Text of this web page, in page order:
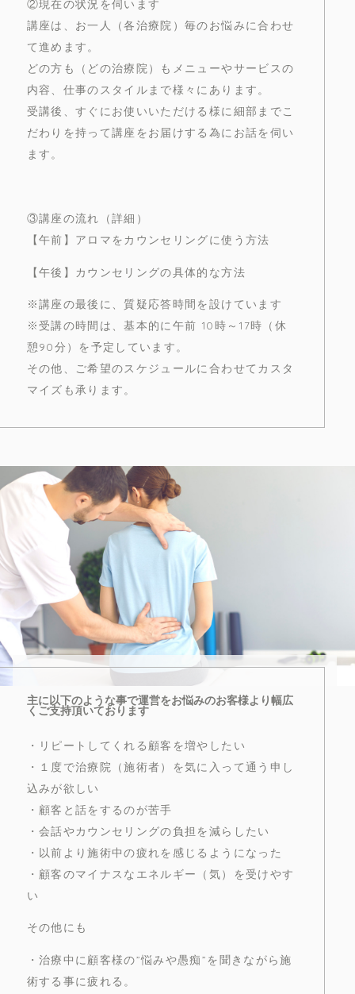
②現在の状況を伺います
講座は、お一人（各治療院）毎のお悩みに合わせ
て進めます。
どの方も（どの治療院）もメニューやサービスの
内容、仕事のスタイルまで様々にあります。
受講後、すぐにお使いいただける様に細部までこ
だわりを持って講座をお届けする為にお話を伺い
ます。
③講座の流れ（詳細）
【午前】アロマをカウンセリングに使う方法
【午後】カウンセリングの具体的な方法
※講座の最後に、質疑応答時間を設けています
※受講の時間は、基本的に午前 10時～17時（休
憩90分）を予定しています。
その他、ご希望のスケジュールに合わせてカスタ
マイズも承ります。
主に以下のような事で運営をお悩みのお客様より幅広
くご支持頂いております
・リピートしてくれる顧客を増やしたい
・１度で治療院（施術者）を気に入って通う申し
込みが欲しい
・顧客と話をするのが苦手
・会話やカウンセリングの負担を減らしたい
・以前より施術中の疲れを感じるようになった
・顧客のマイナスなエネルギー（気）を受けやす
い
その他にも
・治療中に顧客様の”悩みや愚痴”を聞きながら施
術する事に疲れる。